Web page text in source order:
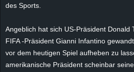
des Sports.
Angeblich hat sich US-Präsident Donald
FIFA -Präsident Gianni Infantino
vor dem heutigen Spiel aufheben zu
amerikanische Präsident scheinbar